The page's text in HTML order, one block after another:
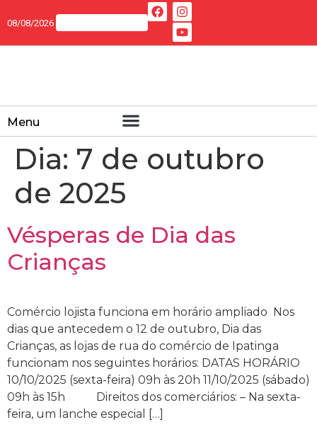
08/08/2026
Menu
Dia: 7 de outubro
de 2025
Vésperas de Dia das
Crianças
Comércio lojista funciona em horário ampliado Nos
dias que antecedem o 12 de outubro, Dia das
Crianças, as lojas de rua do comércio de Ipatinga
funcionam nos seguintes horários: DATAS HORÁRIO
10/10/2025 (sexta-feira) 09h às 20h 11/10/2025 (sábado)
09h às 15h Direitos dos comerciários: – Na sexta-
feira, um lanche especial […]